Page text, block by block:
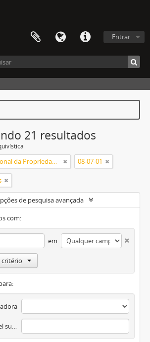
Entrar
21 resultados
INPI - Instituto Nacional da Propriedade Industrial 08-07-01
de pesquisa avançada
com:
em
Descrição em nível superior